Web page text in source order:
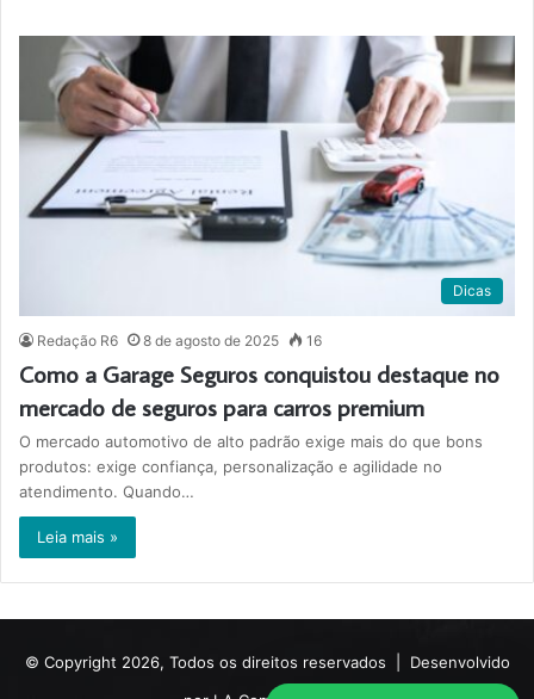
Dicas
Redação R6 8 de agosto de 2025 16
Como a Garage Seguros conquistou destaque no
mercado de seguros para carros premium
O mercado automotivo de alto padrão exige mais do que bons
produtos: exige confiança, personalização e agilidade no
atendimento. Quando…
Leia mais »
© Copyright 2026, Todos os direitos reservados | Desenvolvido